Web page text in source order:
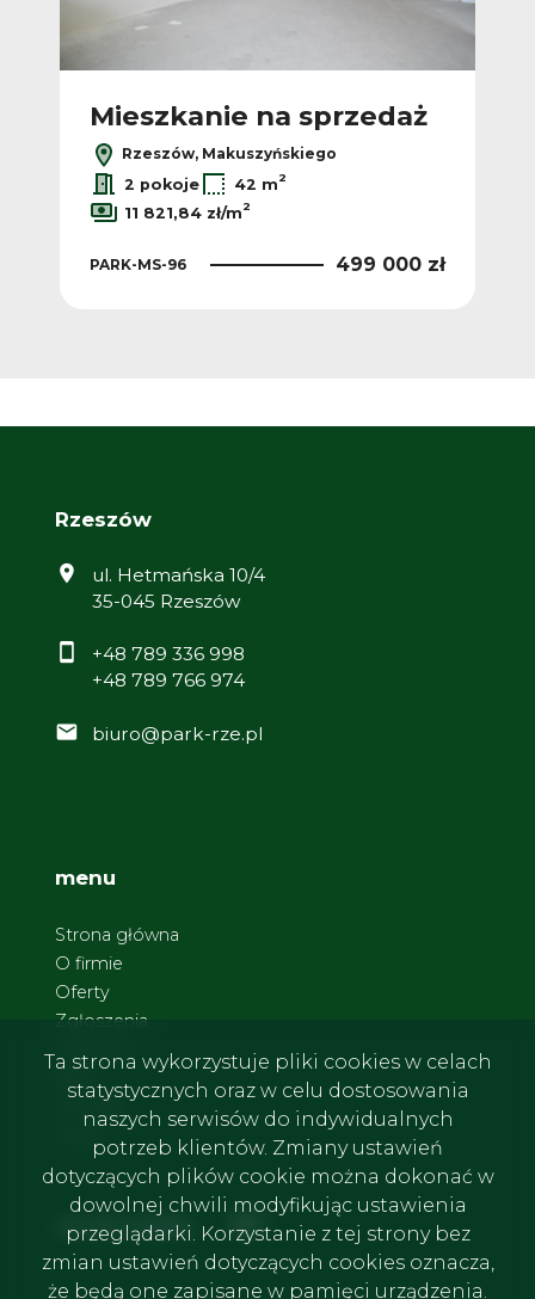
Mieszkanie na sprzedaż
Rzeszów, Makuszyńskiego
2 pokoje
42 m2
11 821,84 zł/m2
PARK-MS-96 499 000 zł
Rzeszów
ul. Hetmańska 10/4
35-045 Rzeszów
+48 789 336 998
+48 789 766 974
biuro@park-rze.pl
menu
Strona główna
O firmie
Oferty
Zgłoszenia
Kontakt
social media Facebook
Facebook
Ta strona wykorzystuje pliki cookies w celach
statystycznych oraz w celu dostosowania
naszych serwisów do indywidualnych
potrzeb klientów. Zmiany ustawień
dotyczących plików cookie można dokonać w
dowolnej chwili modyfikując ustawienia
przeglądarki. Korzystanie z tej strony bez
zmian ustawień dotyczących cookies oznacza,
że będą one zapisane w pamięci urządzenia.